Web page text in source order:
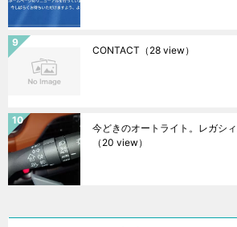
CONTACT （28 view）
今どきのオートライト。レガシ
（20 view）